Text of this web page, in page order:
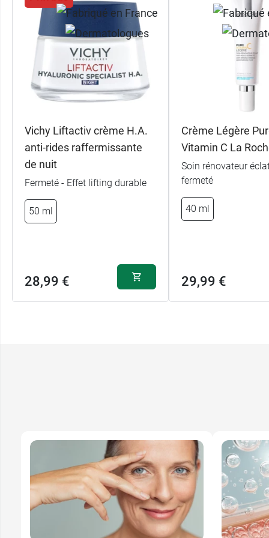
Vichy Liftactiv crème H.A.
anti-rides raffermissante
de nuit
Fermeté - Effet lifting durable
50 ml
28,99 €
Crème Légère
Vitamin C La
Soin rénovateur
fermeté
40 ml
29,99 €